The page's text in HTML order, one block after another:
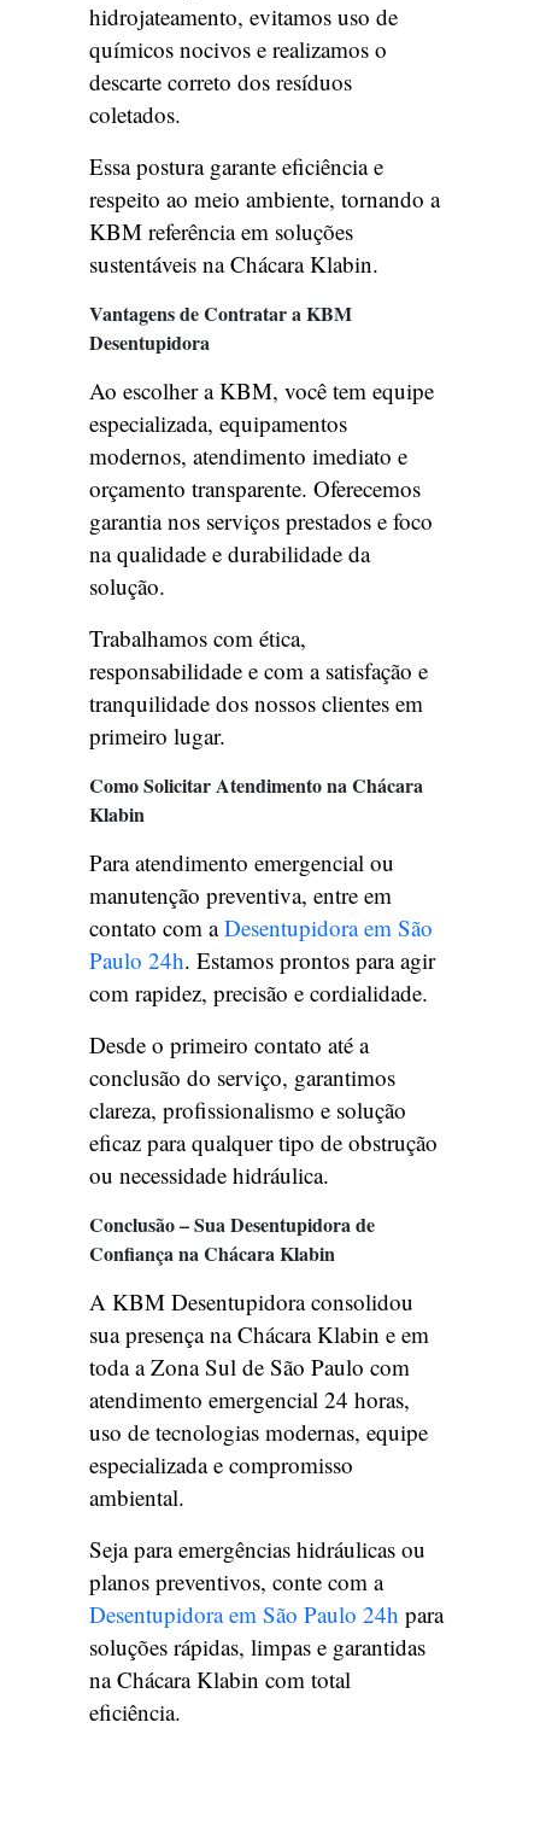
hidrojateamento, evitamos uso de
químicos nocivos e realizamos o
descarte correto dos resíduos
coletados.
Essa postura garante eficiência e
respeito ao meio ambiente, tornando a
KBM referência em soluções
sustentáveis na Chácara Klabin.
Vantagens de Contratar a KBM
Desentupidora
Ao escolher a KBM, você tem equipe
especializada, equipamentos
modernos, atendimento imediato e
orçamento transparente. Oferecemos
garantia nos serviços prestados e foco
na qualidade e durabilidade da
solução.
Trabalhamos com ética,
responsabilidade e com a satisfação e
tranquilidade dos nossos clientes em
primeiro lugar.
Como Solicitar Atendimento na Chácara
Klabin
Para atendimento emergencial ou
manutenção preventiva, entre em
contato com aDesentupidora em São
Paulo 24h. Estamos prontos para agir
com rapidez, precisão e cordialidade.
Desde o primeiro contato até a
conclusão do serviço, garantimos
clareza, profissionalismo e solução
eficaz para qualquer tipo de obstrução
ou necessidade hidráulica.
Conclusão – Sua Desentupidora de
Confiança na Chácara Klabin
A KBM Desentupidora consolidou
sua presença na Chácara Klabin e em
toda a Zona Sul de São Paulo com
atendimento emergencial 24 horas,
uso de tecnologias modernas, equipe
especializada e compromisso
ambiental.
Seja para emergências hidráulicas ou
planos preventivos, conte com a
Desentupidora em São Paulo 24h para
soluções rápidas, limpas e garantidas
na Chácara Klabin com total
eficiência.